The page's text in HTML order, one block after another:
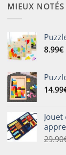
MIEUX NOTÉS
8.99€
14.99
29.90